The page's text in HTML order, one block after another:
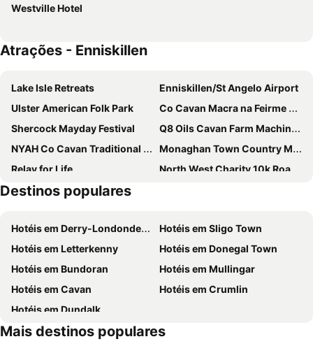
Westville Hotel
Atrações - Enniskillen
Lake Isle Retreats
Enniskillen/St Angelo Airport
Ulster American Folk Park
Co Cavan Macra na Feirme Reunion
Shercock Mayday Festival
Q8 Oils Cavan Farm Machinery Show
NYAH Co Cavan Traditional Music Festival
Monaghan Town Country Music Festival
Relay for Life
North West Charity 10k Road Race and Walk
Donegal Live
Destinos populares
Hotéis em Derry-Londonderry
Hotéis em Sligo Town
Hotéis em Letterkenny
Hotéis em Donegal Town
Hotéis em Bundoran
Hotéis em Mullingar
Hotéis em Cavan
Hotéis em Crumlin
Hotéis em Dundalk
Mais destinos populares